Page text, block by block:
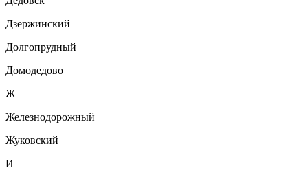
Дзержинский
Долгопрудный
Домодедово
Ж
Железнодорожный
Жуковский
И